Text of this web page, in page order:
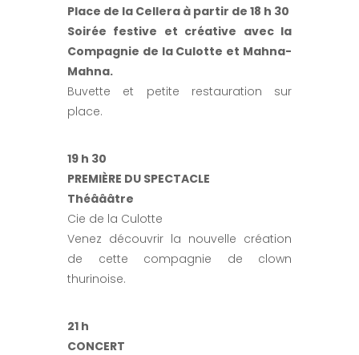
Place de la Cellera à partir de 18 h 30
Soirée festive et créative avec la
Compagnie de la Culotte et Mahna-
Mahna.
Buvette et petite restauration sur
place.
19 h 30
PREMIÈRE DU SPECTACLE
Théâââtre
Cie de la Culotte
Venez découvrir la nouvelle création
de cette compagnie de clown
thurinoise.
21 h
CONCERT